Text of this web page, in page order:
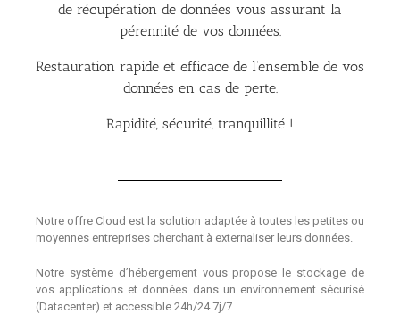
de récupération de données vous assurant la
pérennité de vos données.
Restauration rapide et efficace de l’ensemble de vos
données en cas de perte.
Rapidité, sécurité, tranquillité !
Notre offre Cloud est la solution adaptée à toutes les petites ou
moyennes entreprises cherchant à externaliser leurs données.
Notre système d’hébergement vous propose le stockage de
vos applications et données dans un environnement sécurisé
(Datacenter) et accessible 24h/24 7j/7.